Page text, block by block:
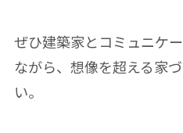
ぜひ建築家とコミュニケ
ながら、想像を超える家
い。